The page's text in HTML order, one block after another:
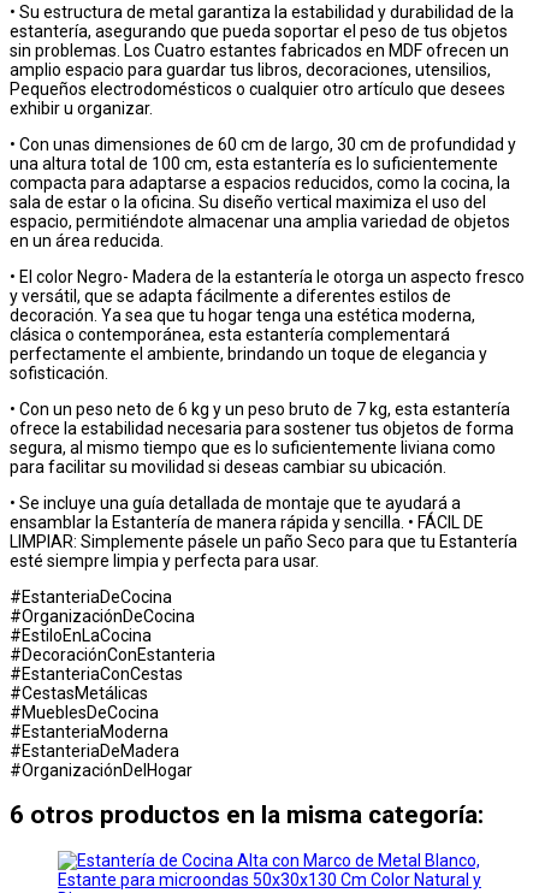
• Su estructura de metal garantiza la estabilidad y durabilidad de la
estantería, asegurando que pueda soportar el peso de tus objetos
sin problemas. Los Cuatro estantes fabricados en MDF ofrecen un
amplio espacio para guardar tus libros, decoraciones, utensilios,
Pequeños electrodomésticos o cualquier otro artículo que desees
exhibir u organizar.
• Con unas dimensiones de 60 cm de largo, 30 cm de profundidad y
una altura total de 100 cm, esta estantería es lo suficientemente
compacta para adaptarse a espacios reducidos, como la cocina, la
sala de estar o la oficina. Su diseño vertical maximiza el uso del
espacio, permitiéndote almacenar una amplia variedad de objetos
en un área reducida.
• El color Negro- Madera de la estantería le otorga un aspecto fresco
y versátil, que se adapta fácilmente a diferentes estilos de
decoración. Ya sea que tu hogar tenga una estética moderna,
clásica o contemporánea, esta estantería complementará
perfectamente el ambiente, brindando un toque de elegancia y
sofisticación.
• Con un peso neto de 6 kg y un peso bruto de 7 kg, esta estantería
ofrece la estabilidad necesaria para sostener tus objetos de forma
segura, al mismo tiempo que es lo suficientemente liviana como
para facilitar su movilidad si deseas cambiar su ubicación.
• Se incluye una guía detallada de montaje que te ayudará a
ensamblar la Estantería de manera rápida y sencilla. • FÁCIL DE
LIMPIAR: Simplemente pásele un paño Seco para que tu Estantería
esté siempre limpia y perfecta para usar.
#EstanteriaDeCocina
#OrganizaciónDeCocina
#EstiloEnLaCocina
#DecoraciónConEstanteria
#EstanteriaConCestas
#CestasMetálicas
#MueblesDeCocina
#EstanteriaModerna
#EstanteriaDeMadera
#OrganizaciónDelHogar
6 otros productos en la misma categoría: